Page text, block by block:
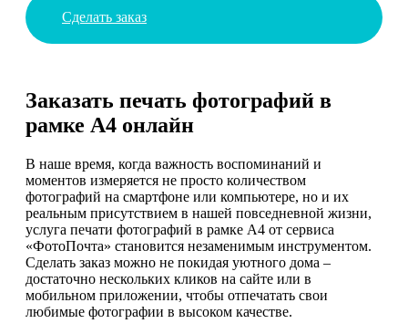
Сделать заказ
Заказать печать фотографий в
рамке А4 онлайн
В наше время, когда важность воспоминаний и
моментов измеряется не просто количеством
фотографий на смартфоне или компьютере, но и их
реальным присутствием в нашей повседневной жизни,
услуга печати фотографий в рамке А4 от сервиса
«ФотоПочта» становится незаменимым инструментом.
Сделать заказ можно не покидая уютного дома –
достаточно нескольких кликов на сайте или в
мобильном приложении, чтобы отпечатать свои
любимые фотографии в высоком качестве.